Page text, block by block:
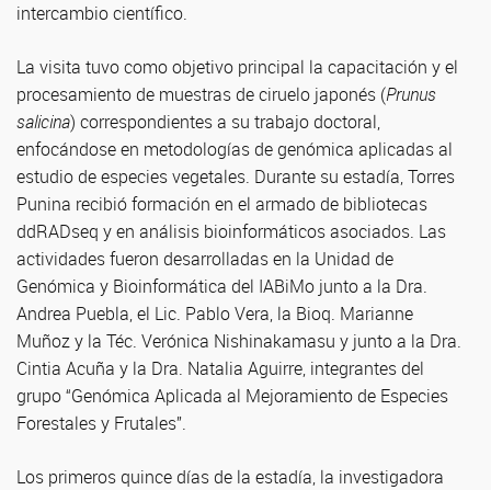
intercambio científico.
La visita tuvo como objetivo principal la capacitación y el
procesamiento de muestras de ciruelo japonés (Prunus
salicina) correspondientes a su trabajo doctoral,
enfocándose en metodologías de genómica aplicadas al
estudio de especies vegetales. Durante su estadía, Torres
Punina recibió formación en el armado de bibliotecas
ddRADseq y en análisis bioinformáticos asociados. Las
actividades fueron desarrolladas en la Unidad de
Genómica y Bioinformática del IABiMo junto a la Dra.
Andrea Puebla, el Lic. Pablo Vera, la Bioq. Marianne
Muñoz y la Téc. Verónica Nishinakamasu y junto a la Dra.
Cintia Acuña y la Dra. Natalia Aguirre, integrantes del
grupo “Genómica Aplicada al Mejoramiento de Especies
Forestales y Frutales”.
Los primeros quince días de la estadía, la investigadora